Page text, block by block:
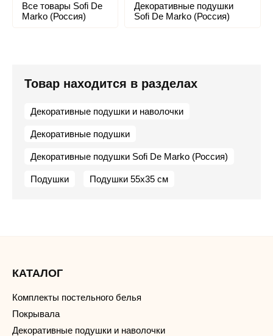
Все товары Sofi De
Marko (Россия)
Декоративные подушки
Sofi De Marko (Россия)
Товар находится в разделах
Декоративные подушки и наволочки
Декоративные подушки
Декоративные подушки Sofi De Marko (Россия)
Подушки Подушки 55х35 см
КАТАЛОГ
Комплекты постельного белья
Покрывала
Декоративные подушки и наволочки